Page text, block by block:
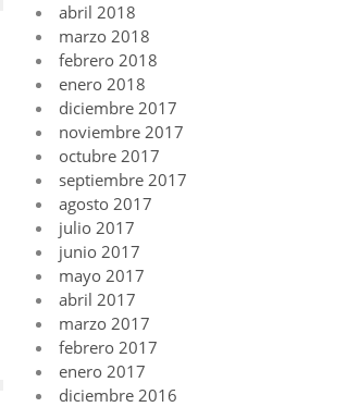
abril 2018
marzo 2018
febrero 2018
enero 2018
diciembre 2017
noviembre 2017
octubre 2017
septiembre 2017
agosto 2017
julio 2017
junio 2017
mayo 2017
abril 2017
marzo 2017
febrero 2017
enero 2017
diciembre 2016